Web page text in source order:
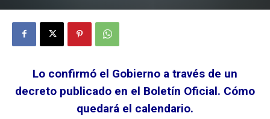
Lo confirmó el Gobierno a través de un
decreto publicado en el Boletín Oficial. Cómo
quedará el calendario.